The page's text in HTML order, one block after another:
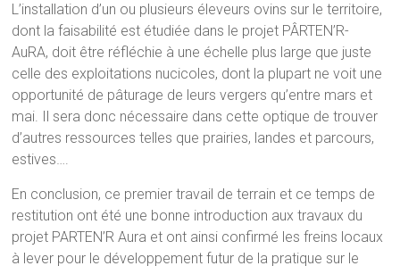
L’installation d’un ou plusieurs éleveurs ovins sur le territoire,
dont la faisabilité est étudiée dans le projet PÂRTEN’R-
AuRA, doit être réfléchie à une échelle plus large que juste
celle des exploitations nucicoles, dont la plupart ne voit une
opportunité de pâturage de leurs vergers qu’entre mars et
mai. Il sera donc nécessaire dans cette optique de trouver
d’autres ressources telles que prairies, landes et parcours,
estives….
En conclusion, ce premier travail de terrain et ce temps de
restitution ont été une bonne introduction aux travaux du
projet PARTEN’R Aura et ont ainsi confirmé les freins locaux
à lever pour le développement futur de la pratique sur le